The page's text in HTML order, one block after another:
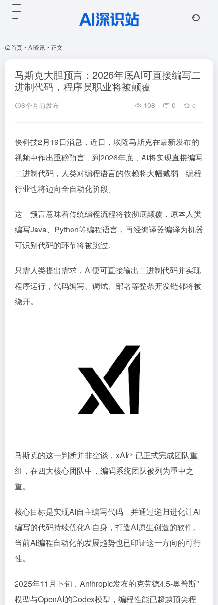
首页 • AI资讯 • 正文
马斯克大胆预言：2026年底AI可直接编写二
进制代码，程序员职业将被颠覆
6个月前发布 108 0 0
快科技2月19日消息，近日，埃隆马斯克在最新发布的
视频中作出重磅预言，到2026年底， AI将实现直接编写
二进制代码，人类对编程语言的依赖将大幅减弱，编程
行业也将迈向全自动化阶段。
这一预言意味着传统编程流程将被彻底颠覆，原本人类
编写Java、Python等编程语言，再经编译器编译为机器
可识别代码的环节将被跳过。
只需人类提出需求， AI便可直接输出二进制代码并实现
程序运行，代码编写、调试、部署等整条开发链都将被
绕开。
马斯克的这一判断并非空谈，xAI
已正式完成团队重
组，在四大核心团队中，编码系统团队被列为重中之
重。
核心目标是实现AI自主编写代码，并通过递归进化让AI
编写的代码持续优化AI自身，打造AI原生创造的软件。
当前AI编程自动化的发展趋势也已印证这一方向的可行
性。
2025年11月下旬，Anthropic发布的克劳德4.5-奥普斯”
模型与OpenAI的Codex模型，编程性能已超越顶尖程